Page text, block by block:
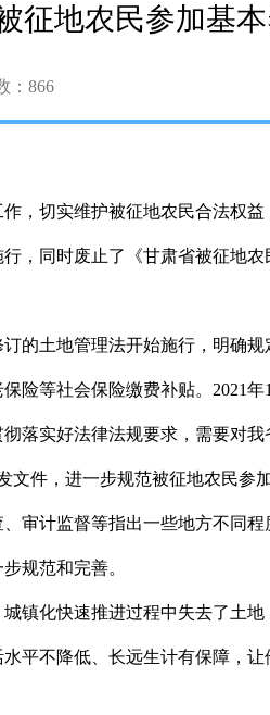
征地农民参加基
： 866
，切实维护被征地农民合法权
，同时废止了《甘肃省被征地
的土地管理法开始施行，明确
险等社会保险缴费补贴。2021
落实好法律法规要求，需要对
文件，进一步规范被征地农民
审计监督等指出一些地方不同
规范和完善。
镇化快速推进过程中失去了土
平不降低、长远生计有保障，